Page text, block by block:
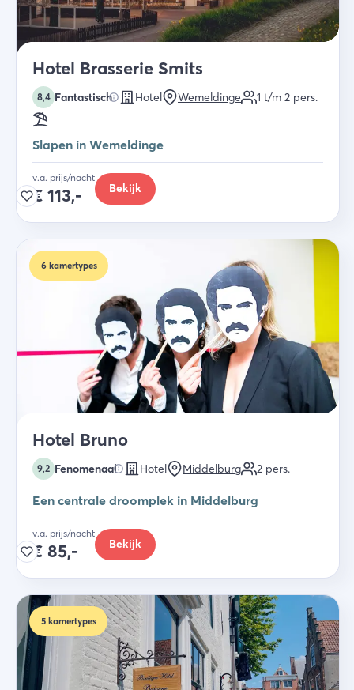
Hotel Brasserie Smits
8,4 Fantastisch Hotel Wemeldinge 1 t/m 2 pers.
Slapen in Wemeldinge
v.a. prijs/nacht
€ 113,- Bekijk
6 kamertypes
Hotel Bruno
9,2 Fenomenaal Hotel Middelburg 2 pers.
Een centrale droomplek in Middelburg
v.a. prijs/nacht
€ 85,- Bekijk
5 kamertypes